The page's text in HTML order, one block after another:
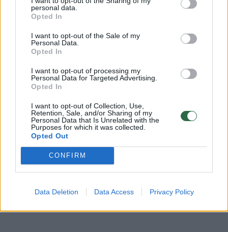
personal data.
Opted In
I want to opt-out of the Sale of my
Personal Data.
Opted In
I want to opt-out of processing my
Personal Data for Targeted Advertising.
Opted In
I want to opt-out of Collection, Use,
Retention, Sale, and/or Sharing of my
Personal Data that Is Unrelated with the
Purposes for which it was collected.
Opted Out
CONFIRM
Data Deletion Data Access Privacy Policy
Lietuvos mokytojas
Komentuoti po šiuo straipsniu
Komentuoti gali tik Lrytas registruoti vartotojai.
Prisijunkite prie registruotų vartotojų
bendruomenės ir bendraukite komentaruose!
Rodyti komentarus
Prisijungti komentatoriams